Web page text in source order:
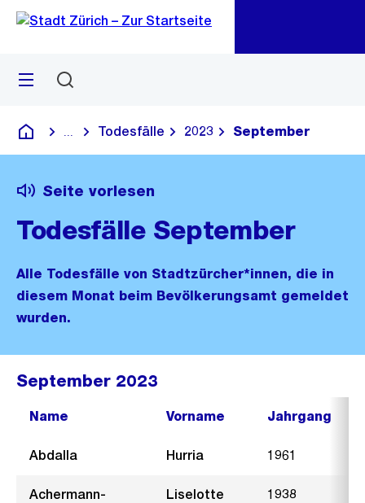
Navigation
Sprunglink
Menü
Deutsch
Blende alle Breadcrumbs ein
Todesfälle 2023 September
Seite vorlesen
Todesfälle September
Alle Todesfälle von Stadtzürcher*innen, die in
diesem Monat beim Bevölkerungsamt gemeldet
wurden.
September 2023
Name Vorname Jahrgang
Abdalla Hurria 1961
Achermann-
Liselotte
1938